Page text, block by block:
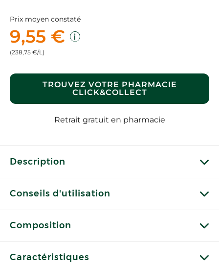
Prix moyen constaté
9,55 €
(238,75 €/L)
TROUVEZ VOTRE PHARMACIE
CLICK&COLLECT
Retrait gratuit en pharmacie
Description
Conseils d'utilisation
Composition
Caractéristiques